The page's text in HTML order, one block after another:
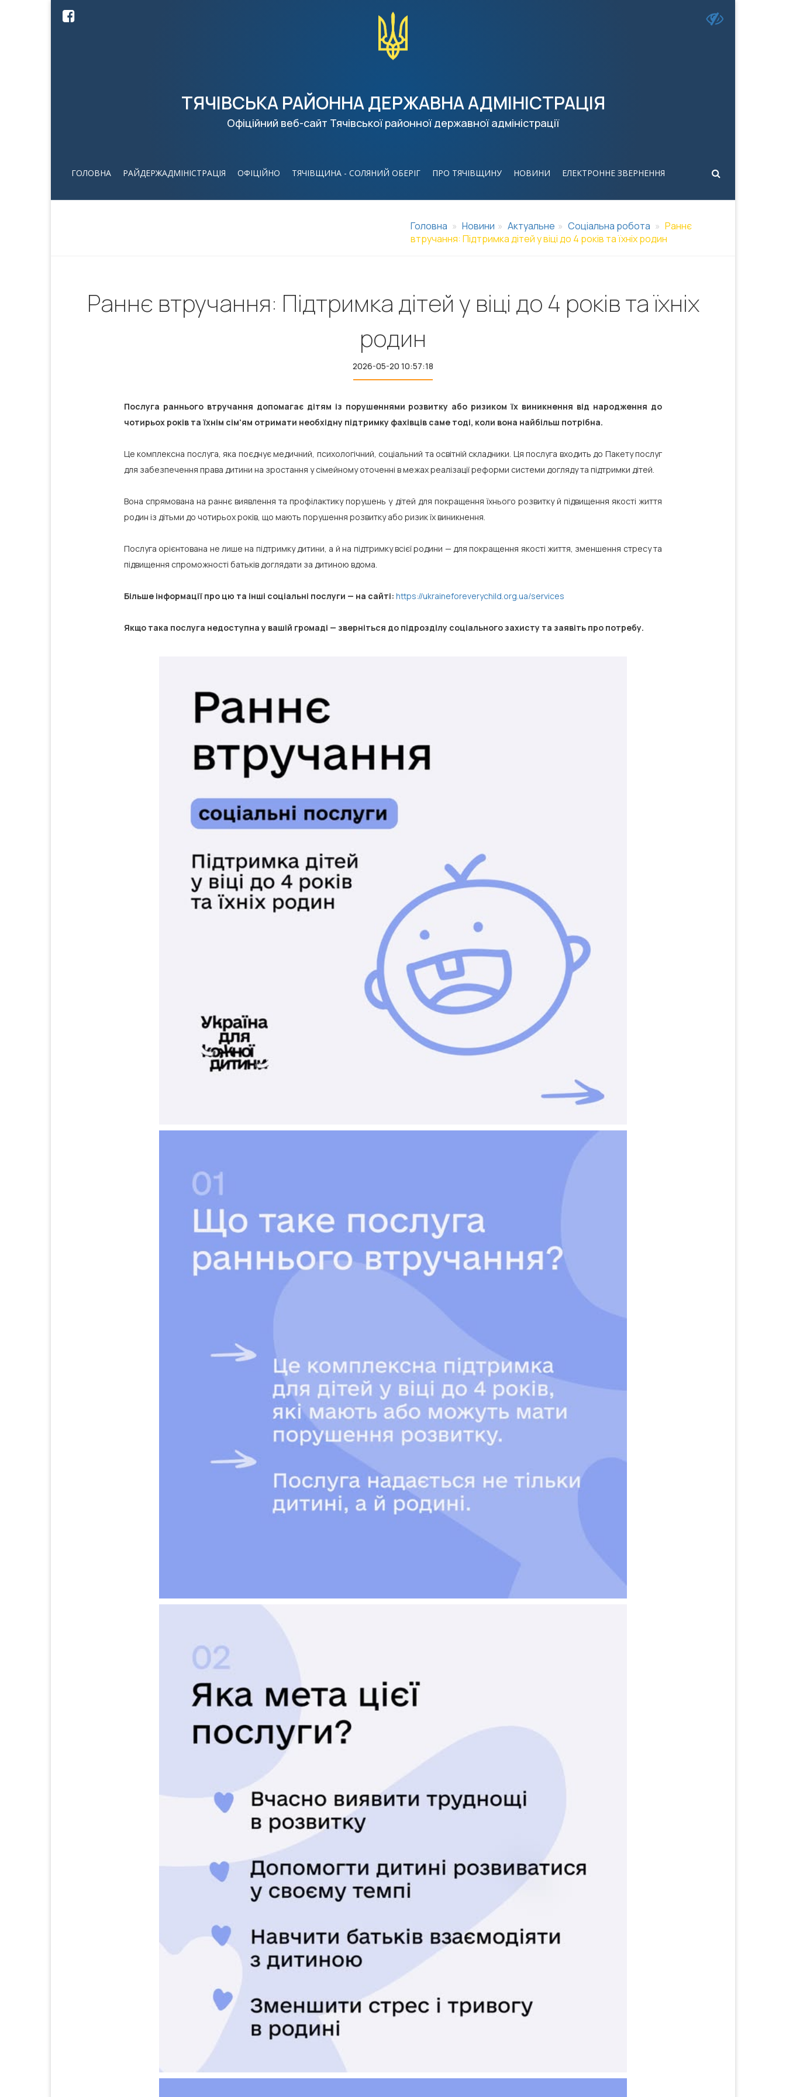
ТЯЧІВСЬКА РАЙОННА ДЕРЖАВНА АДМІНІСТРАЦІЯ
Офіційний веб-сайт Тячівської районної державної адміністрації
ГОЛОВНА РАЙДЕРЖАДМІНІСТРАЦІЯ ОФІЦІЙНО ТЯЧІВЩИНА - СОЛЯНИЙ ОБЕРІГ ПРО ТЯЧІВЩИНУ НОВИНИ ЕЛЕКТРОННЕ ЗВЕРНЕННЯ
Головна Новини Актуальне Соціальна робота
Раннє
втручання: Підтримка дітей у віці до 4 років та їхніх родин
Раннє втручання: Підтримка дітей у віці до 4 років та їхніх
родин
2026-05-20 10:57:18
Послуга раннього втручання допомагає дітям із порушеннями розвитку або ризиком їх виникнення від народження до
чотирьох років та їхнім сім'ям отримати необхідну підтримку фахівців саме тоді, коли вона найбільш потрібна.
Це комплексна послуга, яка поєднує медичний, психологічний, соціальний та освітній складники. Ця послуга входить до Пакету послуг
для забезпечення права дитини на зростання у сімейному оточенні в межах реалізації реформи системи догляду та підтримки дітей.
Вона спрямована на раннє виявлення та профілактику порушень у дітей для покращення їхнього розвитку й підвищення якості життя
родин із дітьми до чотирьох років, що мають порушення розвитку або ризик їх виникнення.
Послуга орієнтована не лише на підтримку дитини, а й на підтримку всієї родини — для покращення якості життя, зменшення стресу та
підвищення спроможності батьків доглядати за дитиною вдома.
Більше інформації про цю та інші соціальні послуги — на сайті: https://ukraineforeverychild.org.ua/services
Якщо така послуга недоступна у вашій громаді — зверніться до підрозділу соціального захисту та заявіть про потребу.